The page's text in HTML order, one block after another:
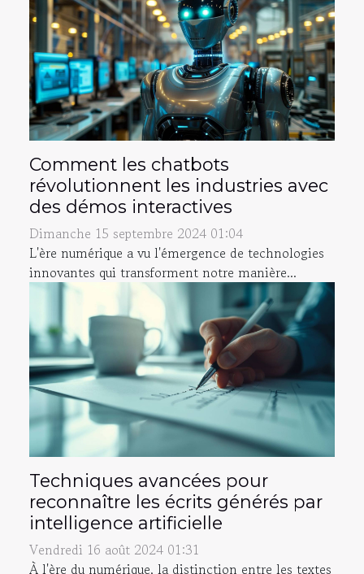
Comment les chatbots
révolutionnent les industries avec
des démos interactives
Dimanche 15 septembre 2024 01:04
L'ère numérique a vu l'émergence de technologies
innovantes qui transforment notre manière...
Techniques avancées pour
reconnaître les écrits générés par
intelligence artificielle
Vendredi 16 août 2024 01:31
À l'ère du numérique, la distinction entre les textes